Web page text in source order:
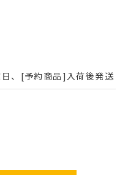
、[予約商品]入荷後発送